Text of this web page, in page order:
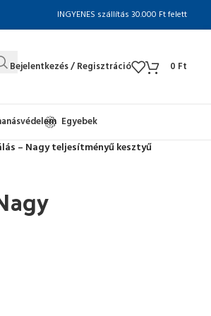
INGYENES szállítás 30.000 Ft felett
Bejelentkezés / Regisztráció 0 Ft
Egyebek
– Nagy teljesítményű kesztyű